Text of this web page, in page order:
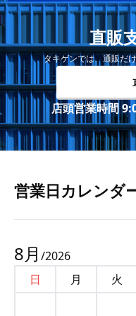
直販
タキゲンでは、通販だ
店頭営業時間
営業⽇カレンダ
8月 /2026
日
月 火